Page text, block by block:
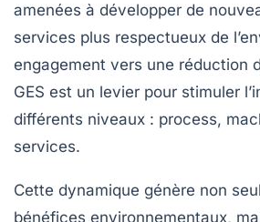
amenées à développer de
services plus respectueux de
engagement vers une réduction
GES est un levier pour stimuler
différents niveaux : process,
services.
Cette dynamique génère non
bénéfices environnementaux,